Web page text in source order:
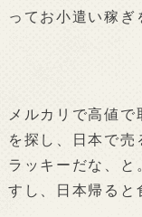
ってお小遣い稼ぎ
メルカリで高値
を探し、日本で
ラッキーだな、と
すし、日本帰ると